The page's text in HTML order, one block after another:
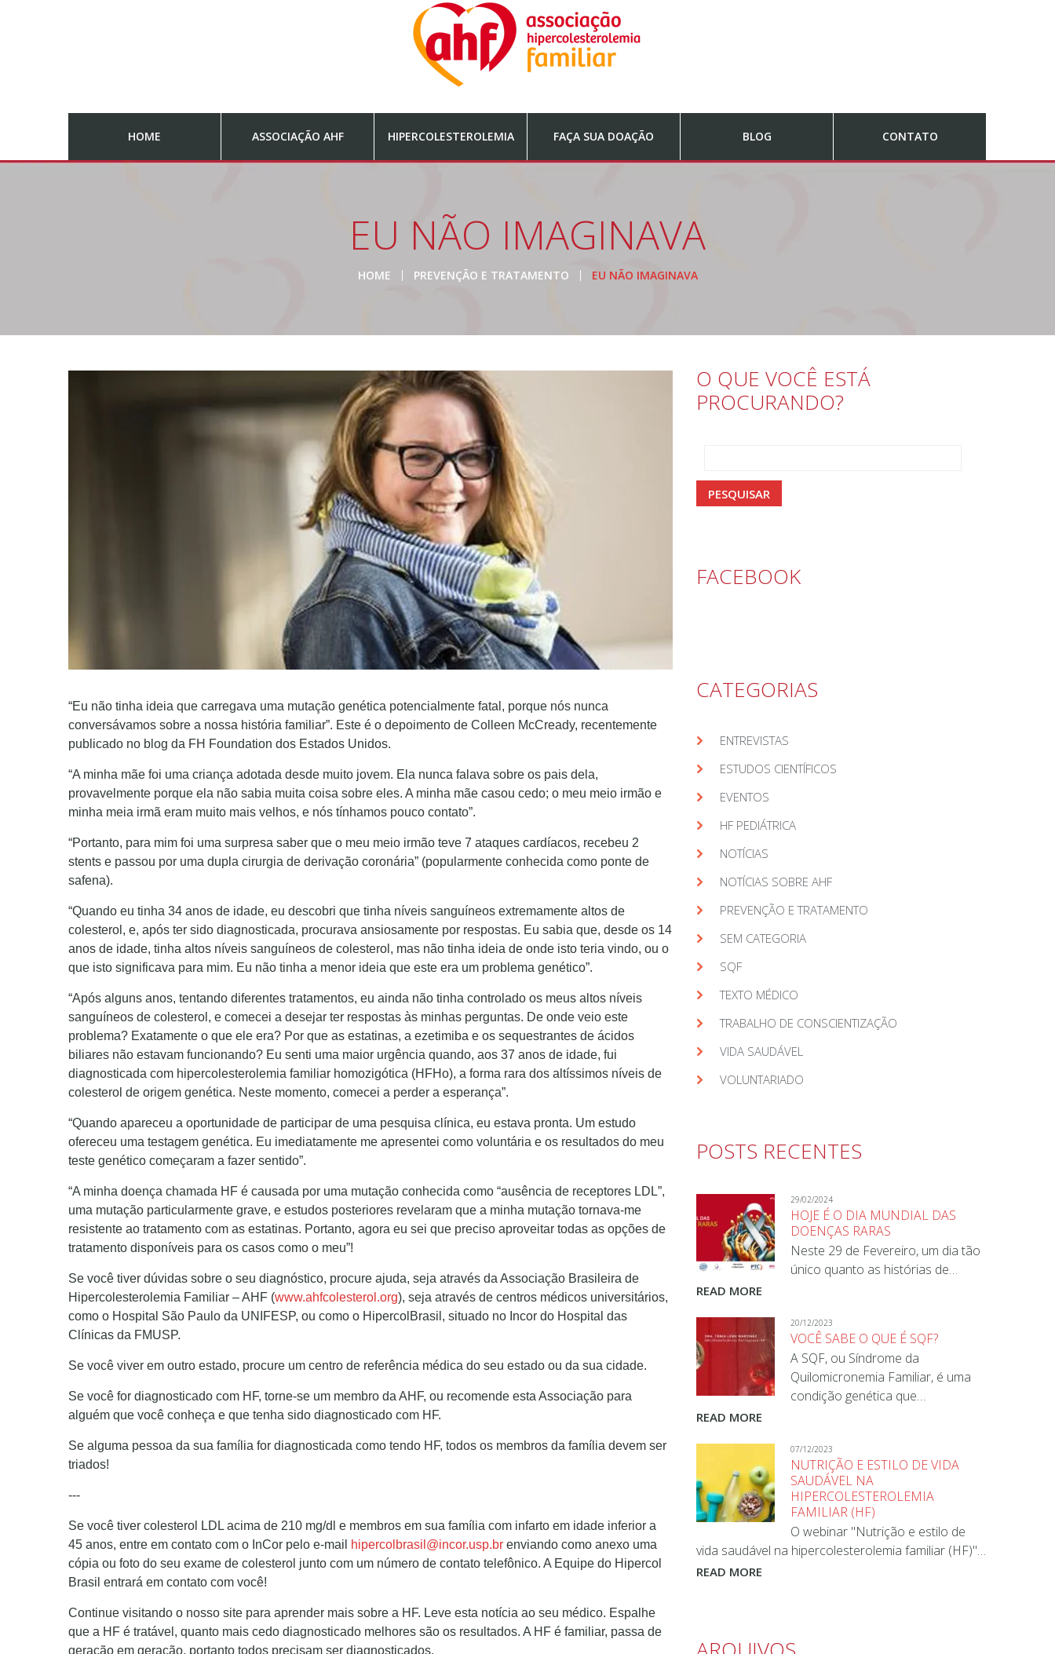
HOME ASSOCIAÇÃO AHF HIPERCOLESTEROLEMIA FAÇA SUA DOAÇÃO BLOG CONTATO
EU NÃO IMAGINAVA
HOME PREVENÇÃO E TRATAMENTO EU NÃO IMAGINAVA
“Eu não tinha ideia que carregava uma mutação genética potencialmente fatal, porque nós nunca
conversávamos sobre a nossa história familiar”. Este é o depoimento de Colleen McCready, recentemente
publicado no blog da FH Foundation dos Estados Unidos.
“A minha mãe foi uma criança adotada desde muito jovem. Ela nunca falava sobre os pais dela,
provavelmente porque ela não sabia muita coisa sobre eles. A minha mãe casou cedo; o meu meio irmão e
minha meia irmã eram muito mais velhos, e nós tínhamos pouco contato”.
“Portanto, para mim foi uma surpresa saber que o meu meio irmão teve 7 ataques cardíacos, recebeu 2
stents e passou por uma dupla cirurgia de derivação coronária” (popularmente conhecida como ponte de
safena).
“Quando eu tinha 34 anos de idade, eu descobri que tinha níveis sanguíneos extremamente altos de
colesterol, e, após ter sido diagnosticada, procurava ansiosamente por respostas. Eu sabia que, desde os 14
anos de idade, tinha altos níveis sanguíneos de colesterol, mas não tinha ideia de onde isto teria vindo, ou o
que isto significava para mim. Eu não tinha a menor ideia que este era um problema genético”.
“Após alguns anos, tentando diferentes tratamentos, eu ainda não tinha controlado os meus altos níveis
sanguíneos de colesterol, e comecei a desejar ter respostas às minhas perguntas. De onde veio este
problema? Exatamente o que ele era? Por que as estatinas, a ezetimiba e os sequestrantes de ácidos
biliares não estavam funcionando? Eu senti uma maior urgência quando, aos 37 anos de idade, fui
diagnosticada com hipercolesterolemia familiar homozigótica (HFHo), a forma rara dos altíssimos níveis de
colesterol de origem genética. Neste momento, comecei a perder a esperança”.
“Quando apareceu a oportunidade de participar de uma pesquisa clínica, eu estava pronta. Um estudo
ofereceu uma testagem genética. Eu imediatamente me apresentei como voluntária e os resultados do meu
teste genético começaram a fazer sentido”.
“A minha doença chamada HF é causada por uma mutação conhecida como “ausência de receptores LDL”,
uma mutação particularmente grave, e estudos posteriores revelaram que a minha mutação tornava-me
resistente ao tratamento com as estatinas. Portanto, agora eu sei que preciso aproveitar todas as opções de
tratamento disponíveis para os casos como o meu”!
Se você tiver dúvidas sobre o seu diagnóstico, procure ajuda, seja através da Associação Brasileira de
Hipercolesterolemia Familiar – AHF (www.ahfcolesterol.org), seja através de centros médicos universitários,
como o Hospital São Paulo da UNIFESP, ou como o HipercolBrasil, situado no Incor do Hospital das
Clínicas da FMUSP.
Se você viver em outro estado, procure um centro de referência médica do seu estado ou da sua cidade.
Se você for diagnosticado com HF, torne-se um membro da AHF, ou recomende esta Associação para
alguém que você conheça e que tenha sido diagnosticado com HF.
Se alguma pessoa da sua família for diagnosticada como tendo HF, todos os membros da família devem ser
triados!
---
Se você tiver colesterol LDL acima de 210 mg/dl e membros em sua família com infarto em idade inferior a
45 anos, entre em contato com o InCor pelo e-mail
hipercolbrasil@incor.usp.br enviando como anexo uma
cópia ou foto do seu exame de colesterol junto com um número de contato telefônico. A Equipe do Hipercol
Brasil entrará em contato com você!
Continue visitando o nosso site para aprender mais sobre a HF. Leve esta notícia ao seu médico. Espalhe
que a HF é tratável, quanto mais cedo diagnosticado melhores são os resultados. A HF é familiar, passa de
geração em geração, portanto todos precisam ser diagnosticados.
O QUE VOCÊ ESTÁ
PROCURANDO?
FACEBOOK
CATEGORIAS
ENTREVISTAS
ESTUDOS CIENTÍFICOS
EVENTOS
HF PEDIÁTRICA
NOTÍCIAS
NOTÍCIAS SOBRE AHF
PREVENÇÃO E TRATAMENTO
SEM CATEGORIA
SQF
TEXTO MÉDICO
TRABALHO DE CONSCIENTIZAÇÃO
VIDA SAUDÁVEL
VOLUNTARIADO
POSTS RECENTES
29/02/2024
HOJE É O DIA MUNDIAL DAS
DOENÇAS RARAS
Neste 29 de Fevereiro, um dia tão
único quanto as histórias de…
READ MORE
20/12/2023
VOCÊ SABE O QUE É SQF?
A SQF, ou Síndrome da
Quilomicronemia Familiar, é uma
condição genética que…
READ MORE
07/12/2023
NUTRIÇÃO E ESTILO DE VIDA
SAUDÁVEL NA
HIPERCOLESTEROLEMIA
FAMILIAR (HF)
O webinar "Nutrição e estilo de
vida saudável na hipercolesterolemia familiar (HF)"…
READ MORE